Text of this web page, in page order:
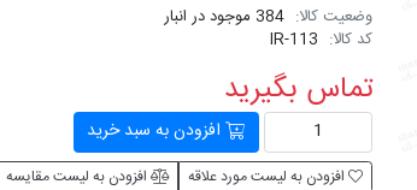
وضعیت کالا: 384 موجود در انبار
کد کالا: IR-113
تماس بگیرید
افزودن به سبد خرید
افزودن به لیست مورد علاقه افزودن به لیست مقایسه